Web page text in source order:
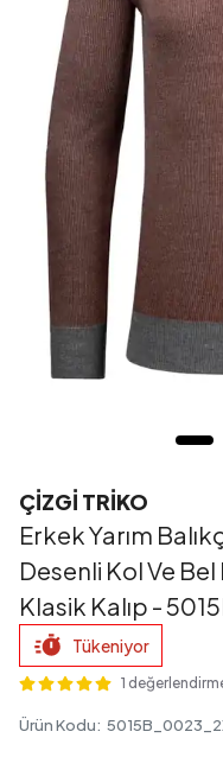
ÇİZGİ TRİKO
Erkek Yarım
Desenli Kol Ve
Klasik Kalıp -
Tükeniyor
1
Ürün Kodu: